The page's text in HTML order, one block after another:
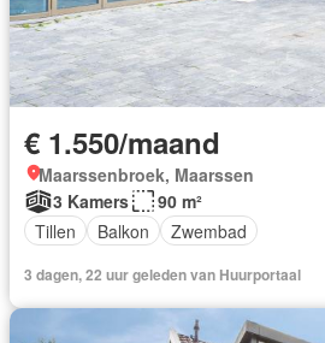
€ 1.550/maand
Maarssenbroek, Maarssen
3 Kamers
90 m²
Tillen
Balkon Zwembad
3 dagen, 22 uur geleden van Huurportaal